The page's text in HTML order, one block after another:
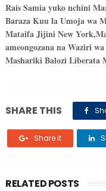
Rais Samia yuko nchini
Baraza Kuu la Umoja wa
Mataifa Jijini New
ameongozana na Waziri
Mashariki Balozi Liberata
SHARE THIS
Share it
RELATED POSTS